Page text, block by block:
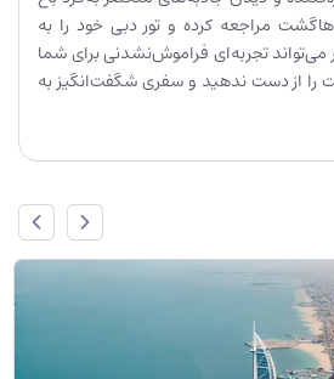
مراجعه کرده و تور دبی خود را به
می‌تواند تجربه‌ای فراموش‌نشدنی برای شما
را از دست ندهید و سفری شگفت‌انگیز به